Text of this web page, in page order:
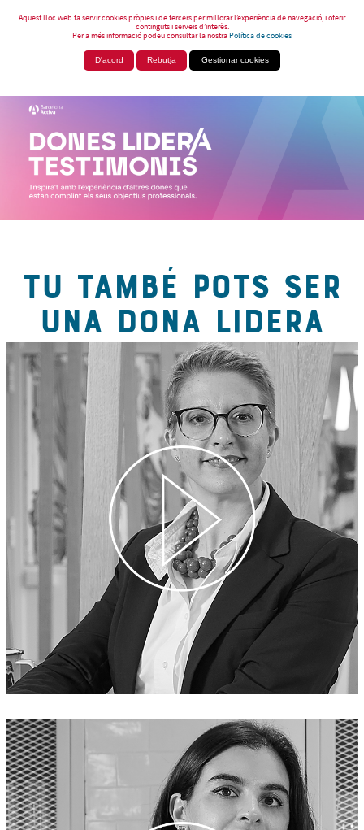
Aquest lloc web fa servir cookies pròpies i de tercers per millorar l’experiència de navegació, i oferir
continguts i serveis d’interès.
Per a més informació podeu consultar la nostraPolítica de cookies
D'acord Rebutja Gestionar cookies
TU TAMBÉ POTS SER
UNA DONA LIDERA